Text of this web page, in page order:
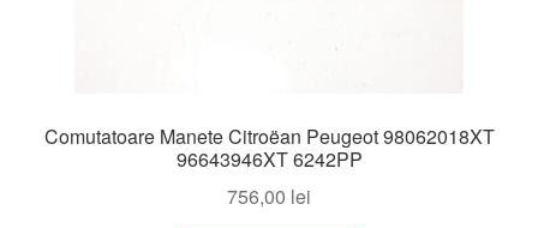
Comutatoare Manete Citroëan Peugeot 98062018XT
96643946XT 6242PP
756,00 lei